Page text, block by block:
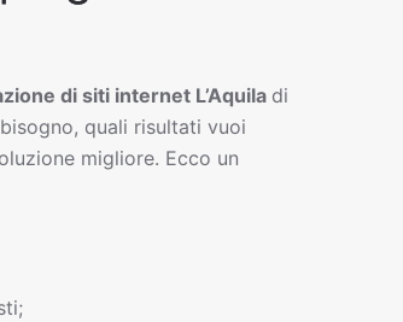
di siti internet L’Aquila di
quali risultati vuoi
migliore. Ecco un